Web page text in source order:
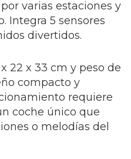
varias estaciones y
Integra 5 sensores
divertidos.
22 x 33 cm y peso de
compacto y
requiere
coche único que
o melodías del